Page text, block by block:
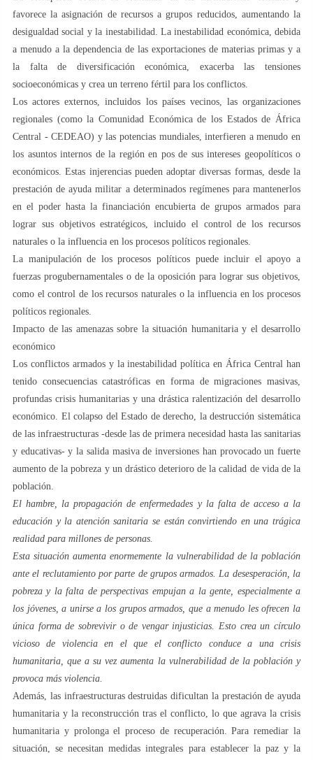
favorece la asignación de recursos a grupos reducidos, aumentando la
desigualdad social y la inestabilidad. La inestabilidad económica, debida
a menudo a la dependencia de las exportaciones de materias primas y a
la falta de diversificación económica, exacerba las tensiones
socioeconómicas y crea un terreno fértil para los conflictos.
Los actores externos, incluidos los países vecinos, las organizaciones
regionales (como la Comunidad Económica de los Estados de África
Central - CEDEAO) y las potencias mundiales, interfieren a menudo en
los asuntos internos de la región en pos de sus intereses geopolíticos o
económicos. Estas injerencias pueden adoptar diversas formas, desde la
prestación de ayuda militar a determinados regímenes para mantenerlos
en el poder hasta la financiación encubierta de grupos armados para
lograr sus objetivos estratégicos, incluido el control de los recursos
naturales o la influencia en los procesos políticos regionales.
La manipulación de los procesos políticos puede incluir el apoyo a
fuerzas progubernamentales o de la oposición para lograr sus objetivos,
como el control de los recursos naturales o la influencia en los procesos
políticos regionales.
Impacto de las amenazas sobre la situación humanitaria y el desarrollo
económico
Los conflictos armados y la inestabilidad política en África Central han
tenido consecuencias catastróficas en forma de migraciones masivas,
profundas crisis humanitarias y una drástica ralentización del desarrollo
económico. El colapso del Estado de derecho, la destrucción sistemática
de las infraestructuras -desde las de primera necesidad hasta las sanitarias
y educativas- y la salida masiva de inversiones han provocado un fuerte
aumento de la pobreza y un drástico deterioro de la calidad de vida de la
población.
El hambre, la propagación de enfermedades y la falta de acceso a la
educación y la atención sanitaria se están convirtiendo en una trágica
realidad para millones de personas.
Esta situación aumenta enormemente la vulnerabilidad de la población
ante el reclutamiento por parte de grupos armados. La desesperación, la
pobreza y la falta de perspectivas empujan a la gente, especialmente a
los jóvenes, a unirse a los grupos armados, que a menudo les ofrecen la
única forma de sobrevivir o de vengar injusticias.
Esto crea un círculo
vicioso de violencia en el que el conflicto conduce a una crisis
humanitaria, que a su vez aumenta la vulnerabilidad de la población y
provoca más violencia.
Además, las infraestructuras destruidas dificultan la prestación de ayuda
humanitaria y la reconstrucción tras el conflicto, lo que agrava la crisis
humanitaria y prolonga el proceso de recuperación. Para remediar la
situación, se necesitan medidas integrales para establecer la paz y la